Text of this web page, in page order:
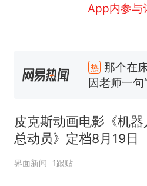
App内参与
热
那个在
因老师一句
号，仅凭
协会回应
美国渔民
回大海 目
皮克斯动画电影《机器
总动员》定档8月19日
界面新闻 1跟贴